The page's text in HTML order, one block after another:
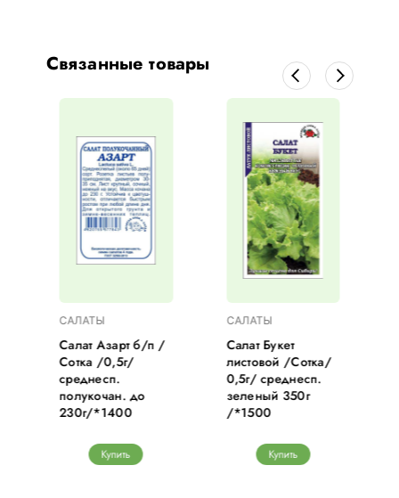
Связанные товары
САЛАТЫ
Салат Азарт б/п /
Сотка /0,5г/
среднесп.
полукочан. до
230г/*1400
Купить
САЛАТЫ
Салат Букет
листовой /Сотка/
0,5г/ среднесп.
зеленый 350г
/*1500
Купить